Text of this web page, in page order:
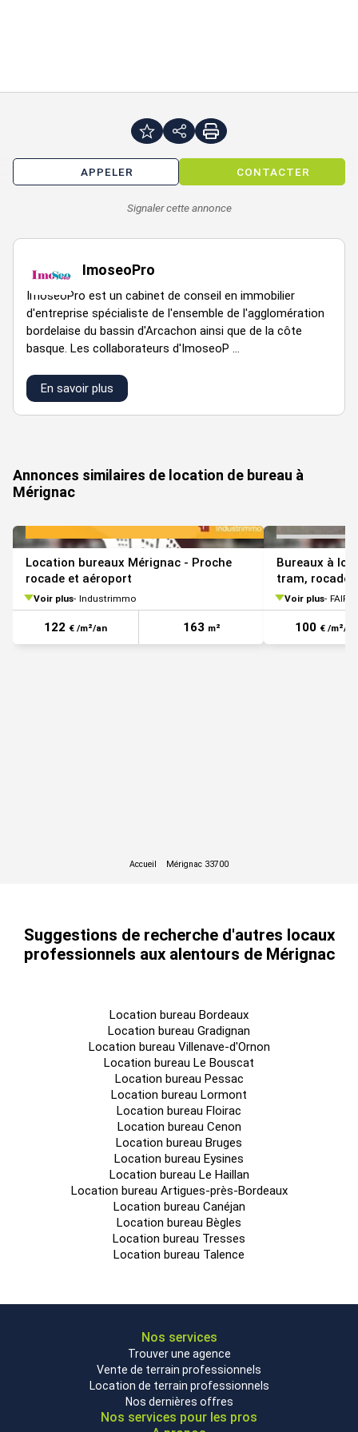
Honoraires à la charge du preneur : 30 % HT
type
surface
bureaux 19
APPELER CONTACTER
Signaler cette annonce
ImoseoPro
ImoseoPro est un cabinet de conseil en immobilier
d'entreprise spécialiste de l'ensemble de l'agglomération
bordelaise du bassin d'Arcachon ainsi que de la côte
basque. Les collaborateurs d'ImoseoP ...
En savoir plus
Annonces similaires de location de bureau à
Mérignac
Location bureaux Mérignac - Proche
rocade et aéroport
Voir plus Industrimmo
122 € /m²/an 163 m²
Bureaux à
tram, rocade
Voir plus FAIR-
100 € /m²/an
Suggestions de recherche d'autres locaux
professionnels aux alentours de Mérignac
Location bureau Bordeaux
Location bureau Gradignan
Location bureau Villenave-d'Ornon
Location bureau Le Bouscat
Location bureau Pessac
Location bureau Lormont
Location bureau Floirac
Location bureau Cenon
Location bureau Bruges
Location bureau Eysines
Location bureau Le Haillan
Location bureau Artigues-près-Bordeaux
Location bureau Canéjan
Location bureau Bègles
Location bureau Tresses
Location bureau Talence
Nos services
Trouver une agence
Vente de terrain professionnels
Location de terrain professionnels
Nos dernières offres
Nos services pour les pros